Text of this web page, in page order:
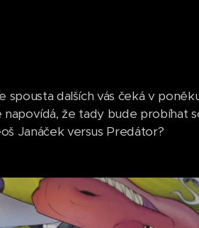
dalších vás čeká v
napovídá, že tady bude probíhat
Janáček versus Predátor?